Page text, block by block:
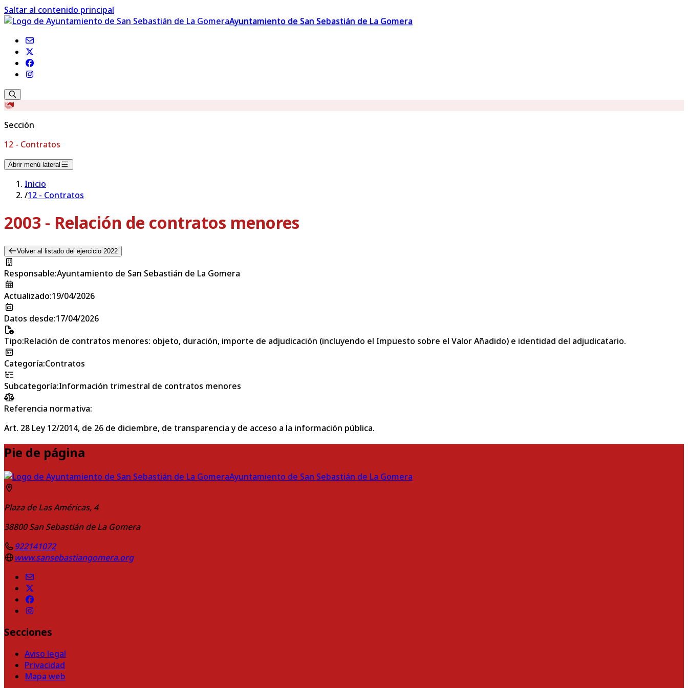
Saltar al contenido principal
Ayuntamiento de San Sebastián de La Gomera
Sección
12 - Contratos
Abrir menú lateral
Inicio
/12 - Contratos
2003 - Relación de contratos menores
Volver al listado del ejercicio 2022
Responsable:Ayuntamiento de San Sebastián de La Gomera
Actualizado:19/04/2026
Datos desde:17/04/2026
Tipo:Relación de contratos menores: objeto, duración, importe de adjudicación (incluyendo el Impuesto sobre el Valor Añadido) e identidad del adjudicatario.
Categoría:Contratos
Subcategoría:Información trimestral de contratos menores
Referencia normativa:
Art. 28 Ley 12/2014, de 26 de diciembre, de transparencia y de acceso a la información pública.
Pie de página
Ayuntamiento de San Sebastián de La Gomera
Plaza de Las Américas, 4
38800 San Sebastián de La Gomera
922141072
www.sansebastiangomera.org
Secciones
Aviso legal
Privacidad
Mapa web